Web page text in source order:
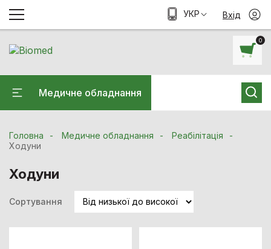
0
Медичне обладнання
УКР Вхід
Головна Медичне обладнання
Реабілітація
Ходуни
Ходуни
Сортування